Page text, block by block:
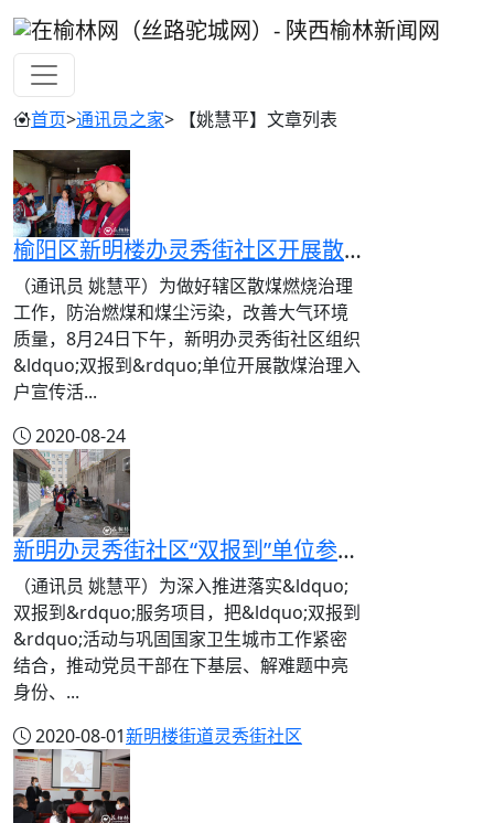
首页>通讯员之家> 【姚慧平】文章列表
榆阳区新明楼办灵秀街社区开展散煤治理入户宣传
（通讯员 姚慧平）为做好辖区散煤燃烧治理
工作，防治燃煤和煤尘污染，改善大气环境
质量，8月24日下午，新明办灵秀街社区组织
&ldquo;双报到&rdquo;单位开展散煤治理入
户宣传活...
2020-08-24
新明办灵秀街社区“双报到”单位参与人居环境整治服务活动
（通讯员 姚慧平）为深入推进落实&ldquo;
双报到&rdquo;服务项目，把&ldquo;双报到
&rdquo;活动与巩固国家卫生城市工作紧密
结合，推动党员干部在下基层、解难题中亮
身份、...
2020-08-01新明楼街道灵秀街社区